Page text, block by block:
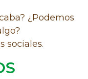
¿Podemos
sociales.